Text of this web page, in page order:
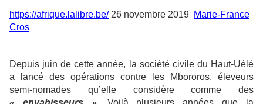
https://afrique.lalibre.be/26 novembre 2019 Marie-France
Cros
Depuis juin de cette année, la société civile du Haut-Uélé
a lancé des opérations contre les Mbororos, éleveurs
semi-nomades qu’elle considère comme des